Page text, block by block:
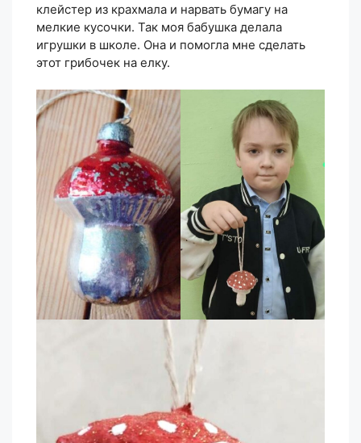
клейстер из крахмала и нарвать бумагу на
мелкие кусочки. Так моя бабушка делала
игрушки в школе. Она и помогла мне сделать
этот грибочек на елку.